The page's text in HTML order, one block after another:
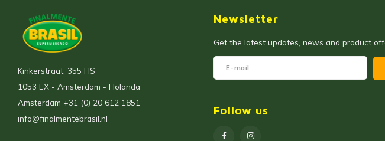
Kinkerstraat, 355 HS
1053 EX - Amsterdam - Holanda
Amsterdam +31 (0) 20 612 1851
info@finalmentebrasil.nl
Newsletter
Get the latest updates, news and product
Follow us